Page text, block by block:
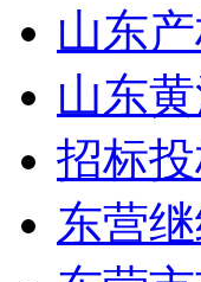
山东
山东
招标
东营